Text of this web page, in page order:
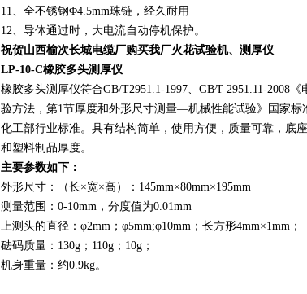
11、全不锈钢Φ4.5mm珠链，经久耐用
12、导体通过时，大电流自动停机保护。
祝贺山西榆次长城电缆厂购买我厂火花试验机、测厚仪
LP-10-C橡胶多头测厚仪
橡胶多头测厚仪符合GB/T2951.1-1997、GB∕T 2951.11-2008
验方法，第1节厚度和外形尺寸测量—机械性能试验》国家标
化工部行业标准。具有结构简单，使用方便，质量可靠，底
和塑料制品厚度。
主要参数如下：
外形尺寸：（长×宽×高）：145mm×80mm×195mm
测量范围：0-10mm，分度值为0.01mm
上测头的直径：φ2mm；φ5mm;φ10mm；长方形4mm×1mm；
砝码质量：130g；110g； 10g；
机身重量：约0.9kg。